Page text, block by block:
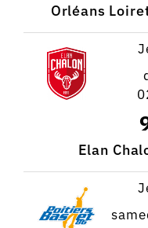
Orléans
Elan